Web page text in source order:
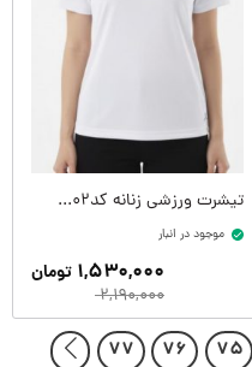
تیشرت ورزشی زنانه کدW09231-002
موجود در انبار
۲,۱۹۰,۰۰۰
۱,۵۳۰,۰۰۰ تومان
۷۵ ۷۶ ۷۷